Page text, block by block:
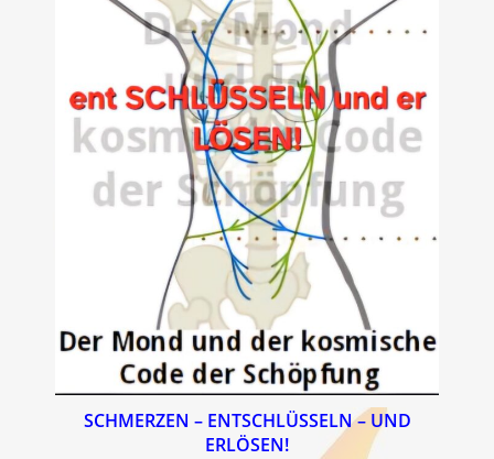
SCHMERZEN – ENTSCHLÜSSELN – UND
ERLÖSEN!